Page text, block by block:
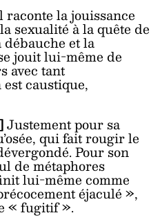
raconte la jouissance
sexualité à la quête de
et la
jouit lui-même de
avec tant
est caustique,
Justement pour sa
qui fait rougir le
Pour son
de métaphores
lui-même comme
éjaculé »,
« fugitif ».